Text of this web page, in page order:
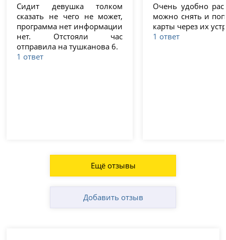
Сидит девушка толком
сказать не чего не может,
программа нет информации
нет. Отстояли час
отправила на тушканова 6.
1 ответ
Очень удобно
можно снять и
карты через их
1 ответ
Ещё отзывы
Добавить отзыв